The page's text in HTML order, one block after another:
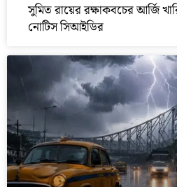
সুমিত রায়ের রক্ষাকবচের আর্জি
নোটিস সিআইডির